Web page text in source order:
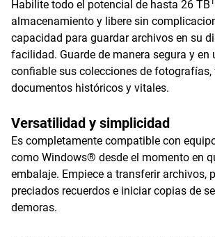
Habilite todo el potencial de hasta 26 TB
almacenamiento y libere sin
capacidad para guardar archivos en su
facilidad. Guarde de manera segura y en
confiable sus colecciones de fotografías,
documentos históricos y vitales.
Versatilidad y simplicidad
Es completamente compatible con
como Windows® desde el momento en
embalaje. Empiece a transferir archivos,
preciados recuerdos e iniciar copias de
demoras.